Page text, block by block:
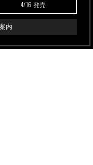
4/16 発売
内